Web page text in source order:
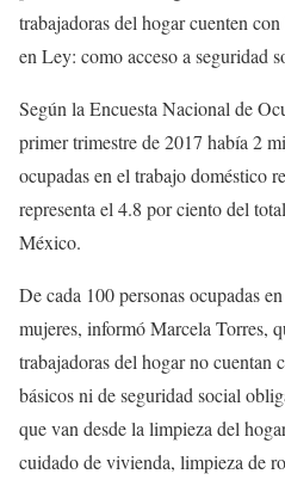
trabajadoras del hogar cuenten
en Ley: como acceso a seguridad
Según la Encuesta Nacional de
primer trimestre de 2017 había 2
ocupadas en el trabajo doméstico
representa el 4.8 por ciento del
México.
De cada 100 personas ocupadas
mujeres, informó Marcela Torres,
trabajadoras del hogar no cuentan
básicos ni de seguridad social
que van desde la limpieza del
cuidado de vivienda, limpieza de